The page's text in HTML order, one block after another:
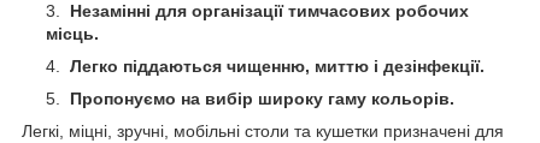
Незамінні для організації тимчасових робочих
місць.
Легко піддаються чищенню, миттю і дезінфекції.
Пропонуємо на вибір широку гаму кольорів.
Легкі, міцні, зручні, мобільні столи та кушетки призначені для